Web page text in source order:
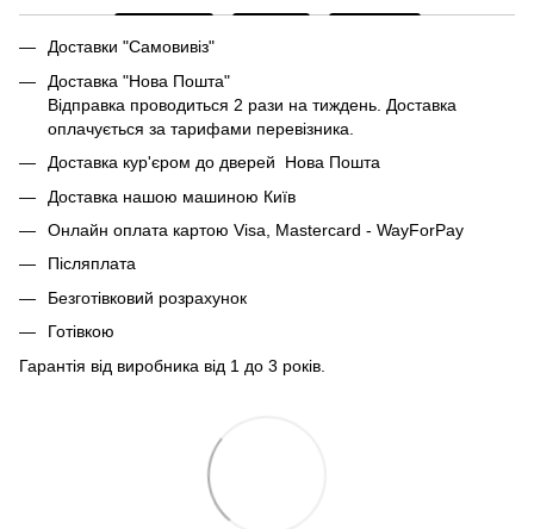
Доставки "Самовивіз"
Доставка "Нова Пошта"
Відправка проводиться 2 рази на тиждень. Доставка
оплачується за тарифами перевізника.
Доставка кур'єром до дверей Нова Пошта
Доставка нашою машиною Київ
Онлайн оплата картою Visa, Mastercard - WayForPay
Післяплата
Безготівковий розрахунок
Готівкою
Гарантія від виробника від 1 до 3 років.